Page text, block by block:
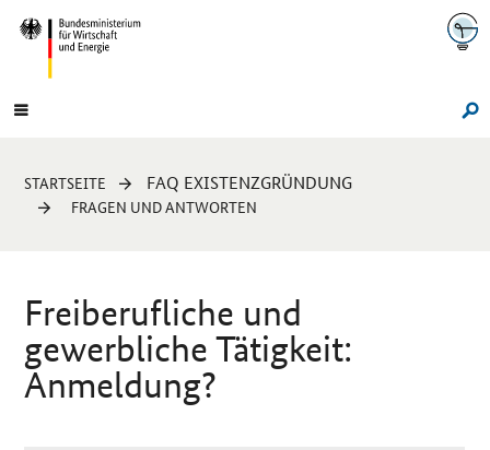
Navigation
Hauptmenü
Sie
sind
STARTSEITE FAQ EXISTENZGRÜNDUNG
FRAGEN UND ANTWORTEN
Freiberufliche und
gewerbliche Tätigkeit:
Anmeldung?